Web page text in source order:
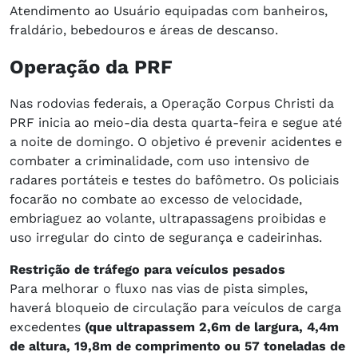
Atendimento ao Usuário equipadas com banheiros,
fraldário, bebedouros e áreas de descanso.
Operação da PRF
Nas rodovias federais, a Operação Corpus Christi da
PRF inicia ao meio-dia desta quarta-feira e segue até
a noite de domingo. O objetivo é prevenir acidentes e
combater a criminalidade, com uso intensivo de
radares portáteis e testes do bafômetro. Os policiais
focarão no combate ao excesso de velocidade,
embriaguez ao volante, ultrapassagens proibidas e
uso irregular do cinto de segurança e cadeirinhas.
Restrição de tráfego para veículos pesados
Para melhorar o fluxo nas vias de pista simples,
haverá bloqueio de circulação para veículos de carga
excedentes (que ultrapassem 2,6m de largura, 4,4m
de altura, 19,8m de comprimento ou 57 toneladas de